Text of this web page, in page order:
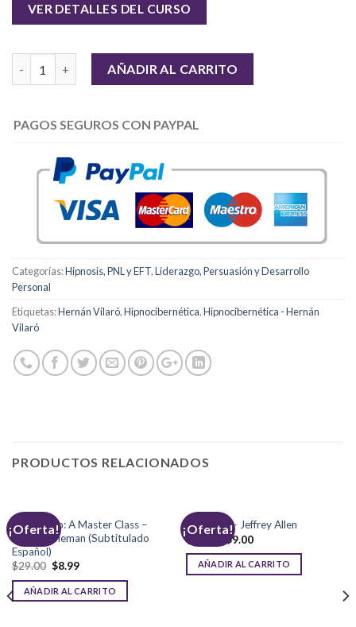
VER DETALLES DEL CURSO
AÑADIR AL CARRITO
PAGOS SEGUROS CON PAYPAL
Categorías:Hipnosis, PNL y EFT,Liderazgo, Persuasión y Desarrollo
Personal
Etiquetas:Hernán Vilaró,Hipnocibernética,Hipnocibernética - Hernán
Vilaró
PRODUCTOS RELACIONADOS
¡Oferta!
Leadership: A Master Class –
Daniel Goleman (Subtitulado
Español)
$29.00 $8.99
AÑADIR AL CARRITO
¡Oferta!
Dualidad – Jeffrey Allen
$
$9.00
AÑADIR AL CARRITO